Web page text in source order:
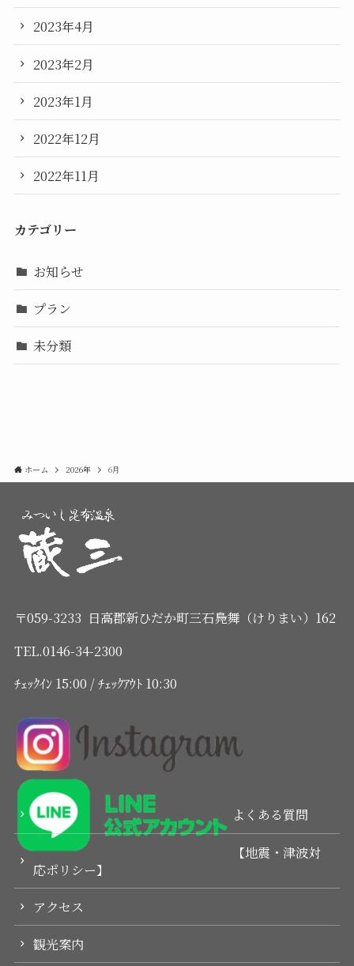
2023年4月
2023年2月
2023年1月
2022年12月
2022年11月
カテゴリー
お知らせ
プラン
未分類
ホーム 2026年 6月
〒059-3233 日高郡新ひだか町三石鳧舞（けりまい）162
TEL.0146-34-2300
ﾁｪｯｸｲﾝ 15:00 / ﾁｪｯｸｱｳﾄ 10:30
よくある質問
【地震・津波対
応ポリシー】
アクセス
観光案内